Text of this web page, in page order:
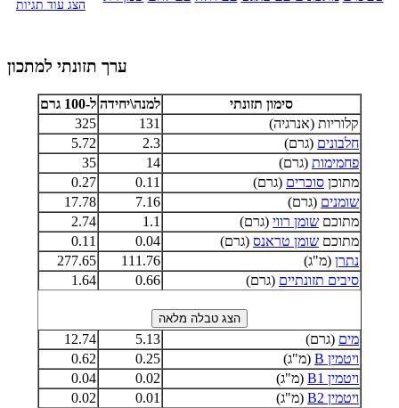
הצג עוד תגיות
ערך תזונתי למתכון
סימון תזונתי למנה\יחידה ל-100 גרם
קלוריות (אנרגיה)
131
325
חלבונים (גרם) 2.3
5.72
פחמימות (גרם) 14
35
מתוכן סוכרים (גרם) 0.11
0.27
שומנים (גרם) 7.16
17.78
מתוכם שומן רווי (גרם) 1.1
2.74
מתוכם שומן טראנס (גרם) 0.04
0.11
נתרן (מ"ג) 111.76
277.65
סיבים תזונתיים (גרם) 0.66
1.64
מים (גרם) 5.13
12.74
ויטמין B
(מ"ג) 0.25
0.62
ויטמין B1
(מ"ג) 0.02
0.04
ויטמין B2
(מ"ג) 0.01
0.02